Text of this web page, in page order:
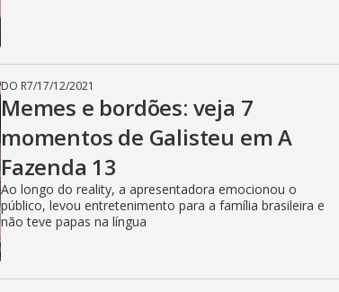
DO R7/17/12/2021
Memes e bordões: veja 7
momentos de Galisteu em A
Fazenda 13
Ao longo do reality, a apresentadora emocionou o
público, levou entretenimento para a família brasileira e
não teve papas na língua